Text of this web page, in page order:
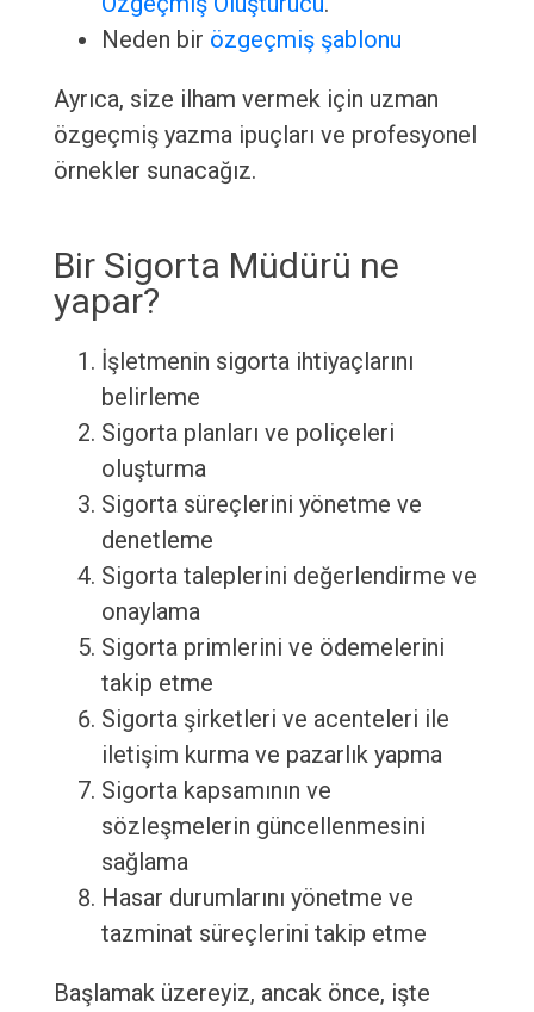
Neden bir özgeçmiş şablonu
Ayrıca, size ilham vermek için uzman
özgeçmiş yazma ipuçları ve profesyonel
örnekler sunacağız.
Bir Sigorta Müdürü ne
yapar?
İşletmenin sigorta ihtiyaçlarını
belirleme
Sigorta planları ve poliçeleri
oluşturma
Sigorta süreçlerini yönetme ve
denetleme
Sigorta taleplerini değerlendirme ve
onaylama
Sigorta primlerini ve ödemelerini
takip etme
Sigorta şirketleri ve acenteleri ile
iletişim kurma ve pazarlık yapma
Sigorta kapsamının ve
sözleşmelerin güncellenmesini
sağlama
Hasar durumlarını yönetme ve
tazminat süreçlerini takip etme
Başlamak üzereyiz, ancak önce, işte